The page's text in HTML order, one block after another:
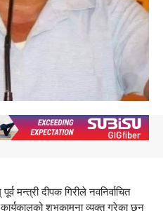
मन्त्री दीपक गिरीले नवनिर्वाचित
शुभकामना व्यक्त गरेका छन्